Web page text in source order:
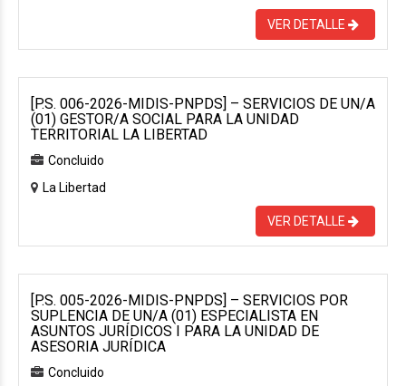
VER DETALLE
[P.S. 006-2026-MIDIS-PNPDS] – SERVICIOS DE UN/A
(01) GESTOR/A SOCIAL PARA LA UNIDAD
TERRITORIAL LA LIBERTAD
Concluido
La Libertad
VER DETALLE
[P.S. 005-2026-MIDIS-PNPDS] – SERVICIOS POR
SUPLENCIA DE UN/A (01) ESPECIALISTA EN
ASUNTOS JURÍDICOS I PARA LA UNIDAD DE
ASESORIA JURÍDICA
Concluido